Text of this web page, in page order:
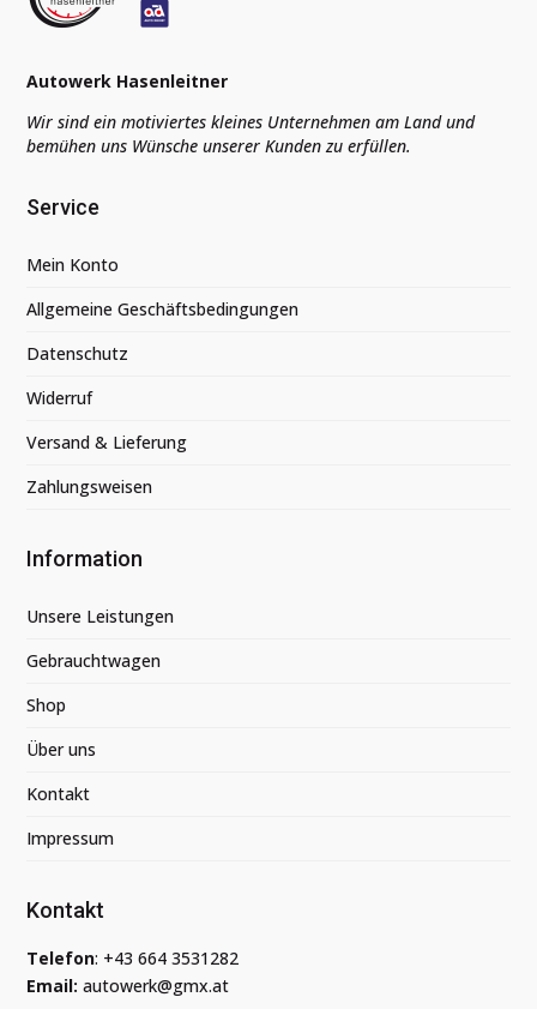
Autowerk Hasenleitner
Wir sind ein motiviertes kleines Unternehmen am Land und
bemühen uns Wünsche unserer Kunden zu erfüllen.
Service
Mein Konto
Allgemeine Geschäftsbedingungen
Datenschutz
Widerruf
Versand & Lieferung
Zahlungsweisen
Information
Unsere Leistungen
Gebrauchtwagen
Shop
Über uns
Kontakt
Impressum
Kontakt
Telefon: +43 664 3531282
Email: autowerk@gmx.at